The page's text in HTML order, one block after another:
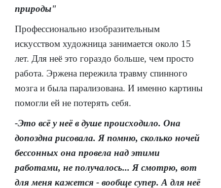
природы"
Профессионально изобразительным
искусством художница занимается около 15
лет. Для неё это гораздо больше, чем просто
работа. Эржена пережила травму спинного
мозга и была парализована. И именно картины
помогли ей не потерять себя.
-Это всё у неё в душе происходило. Она
допоздна рисовала. Я помню, сколько ночей
бессонных она провела над этими
работами, не получалось... Я смотрю, вот
для меня кажется - вообще супер. А для неё